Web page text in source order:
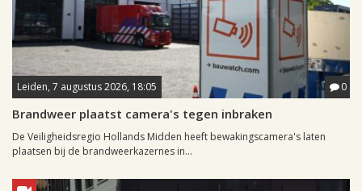
Leiden, 7 augustus 2026, 18:05 0
Brandweer plaatst camera's tegen inbraken
De Veiligheidsregio Hollands Midden heeft bewakingscamera's laten
plaatsen bij de brandweerkazernes in...